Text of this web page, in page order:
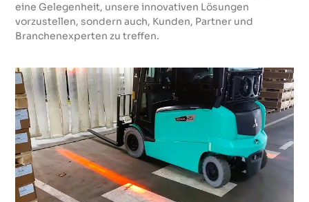
eine Gelegenheit, unsere innovativen Lösungen
vorzustellen, sondern auch, Kunden, Partner und
Branchenexperten zu treffen.